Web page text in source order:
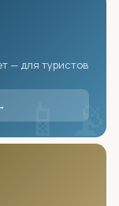
— для туристов
📱📡